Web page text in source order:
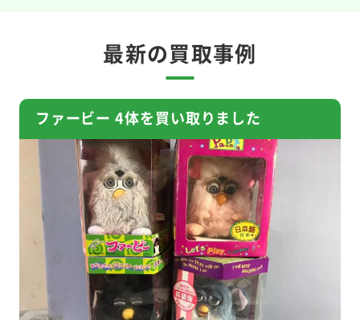
最新の買取事例
ファービー 4体を買い取りました